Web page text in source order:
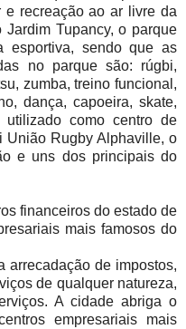
recreação ao ar livre da
Tupancy, o parque
esportiva, sendo que as
no parque são: rúgbi,
zumba, treino funcional,
dança, capoeira, skate,
como centro de
União Rugby Alphaville, o
e uns dos principais do
financeiros do estado de
mais famosos do
arrecadação de impostos,
de qualquer natureza,
A cidade abriga o
empresariais mais